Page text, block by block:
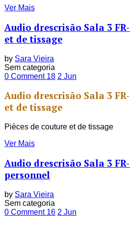
Ver Mais
Audio drescrisão Sala 3
et de tissage
by Sara Vieira
Sem categoria
0 Comment 18 2 Jun
Audio drescrisão Sala 3
et de tissage
Pièces de couture et de tissage
Ver Mais
Audio drescrisão Sala 3
personnel
by Sara Vieira
Sem categoria
0 Comment 16 2 Jun